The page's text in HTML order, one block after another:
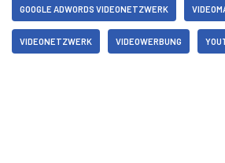
GOOGLE ADWORDS VIDEONETZWERK
VIDEONETZWERK VIDEOWERBUNG